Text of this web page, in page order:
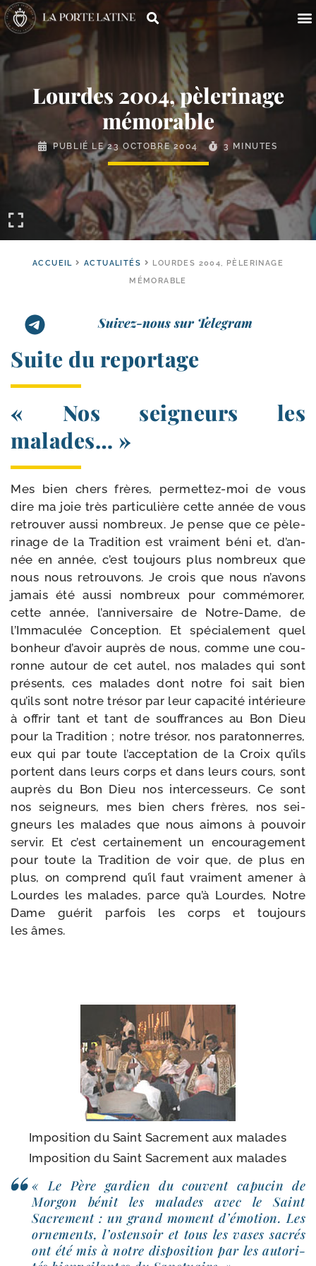
Lourdes 2004, pèlerinage
mémorable
PUBLIÉ LE23 OCTOBRE 2004 3 MINUTES
ACCUEIL ACTUALITÉS
LOURDES 2004, PÈLERINAGE
MÉMORABLE
Suivez-nous sur Telegram
Suite du reportage
« Nos seigneurs les
malades… »
Mes bien chers frères, permettez-​moi de vous
dire ma joie très par­ti­cu­lière cette année de vous
retrou­ver aus­si nom­breux. Je pense que ce pèle­
ri­nage de la Tradition est vrai­ment béni et, d’an­
née en année, c’est tou­jours plus nom­breux que
nous nous retrou­vons. Je crois que nous n’a­vons
jamais été aus­si nom­breux pour com­mé­mo­rer,
cette année, l’an­ni­ver­saire de Notre-​Dame, de
l’Immaculée Conception. Et spé­cia­le­ment quel
bon­heur d’a­voir auprès de nous, comme une cou­
ronne autour de cet autel, nos malades qui sont
pré­sents, ces malades dont notre foi sait bien
qu’ils sont notre tré­sor par leur capa­ci­té inté­rieure
à offrir tant et tant de souf­frances au Bon Dieu
pour la Tradition ; notre tré­sor, nos para­ton­nerres,
eux qui par toute l’ac­cep­ta­tion de la Croix qu’ils
portent dans leurs corps et dans leurs cours, sont
auprès du Bon Dieu nos inter­ces­seurs. Ce sont
nos sei­gneurs, mes bien chers frères, nos sei­
gneurs les malades que nous aimons à pou­voir
ser­vir. Et c’est cer­tai­ne­ment un encou­ra­ge­ment
pour toute la Tradition de voir que, de plus en
plus, on com­prend qu’il faut vrai­ment ame­ner à
Lourdes les malades, parce qu’à Lourdes, Notre
Dame gué­rit par­fois les corps et tou­jours
les âmes.
Imposition du Saint Sacrement aux malades
Imposition du Saint Sacrement aux malades
« Le Père gar­dien du couvent capu­cin de
Morgon bénit les malades avec le Saint
Sacrement : un grand moment d’é­mo­tion. Les
orne­ments, l’os­ten­soir et tous les vases sacrés
ont été mis à notre dis­po­si­tion par les auto­ri­